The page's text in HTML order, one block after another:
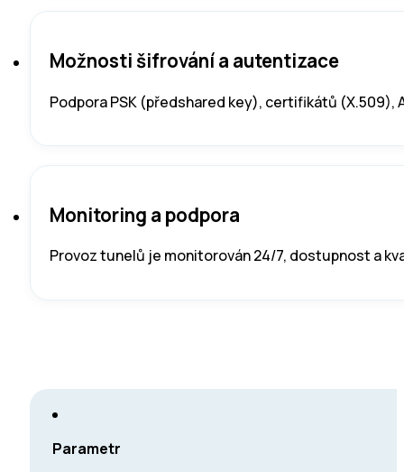
Možnosti šifrování a autentizace
Podpora PSK (předshared key), certifikátů (X.509),
Monitoring a podpora
Provoz tunelů je monitorován 24/7, dostupnost a
Parametr